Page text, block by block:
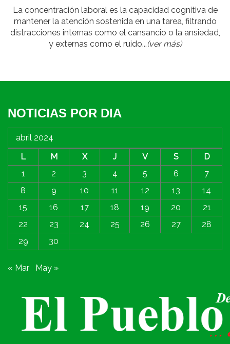
La concentración laboral es la capacidad cognitiva de
mantener la atención sostenida en una tarea, filtrando
distracciones internas como el cansancio o la ansiedad,
y externas como el ruido...(ver más)
NOTICIAS POR DIA
abril 2024
L
M X J V S
D
1
2 3 4 5 6
7
8
9 10 11 12 13
14
15
16 17 18 19 20
21
22
23 24 25 26 27
28
29
30
« Mar May »